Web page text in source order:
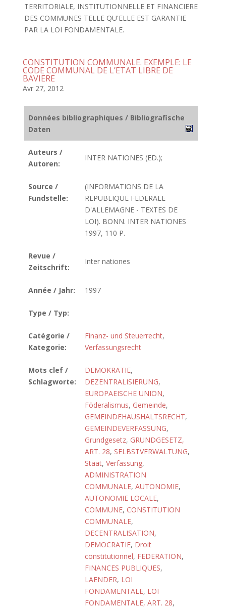
TERRITORIALE, INSTITUTIONNELLE ET FINANCIERE
DES COMMUNES TELLE QU'ELLE EST GARANTIE
PAR LA LOI FONDAMENTALE.
CONSTITUTION COMMUNALE. EXEMPLE: LE
CODE COMMUNAL DE L’ETAT LIBRE DE
BAVIERE
Avr 27, 2012
Données bibliographiques / Bibliografische
Daten
Auteurs /
Autoren:
INTER NATIONES (ED.);
Source /
Fundstelle:
(INFORMATIONS DE LA
REPUBLIQUE FEDERALE
D'ALLEMAGNE - TEXTES DE
LOI). BONN. INTER NATIONES
1997, 110 P.
Revue /
Zeitschrift:
Inter nationes
Année / Jahr: 1997
Type / Typ:
Catégorie /
Kategorie:
Finanz- und Steuerrecht,
Verfassungsrecht
Mots clef /
Schlagworte:
DEMOKRATIE,
DEZENTRALISIERUNG,
EUROPAEISCHE UNION,
Föderalismus, Gemeinde,
GEMEINDEHAUSHALTSRECHT,
GEMEINDEVERFASSUNG,
Grundgesetz, GRUNDGESETZ,
ART. 28, SELBSTVERWALTUNG,
Staat, Verfassung,
ADMINISTRATION
COMMUNALE, AUTONOMIE,
AUTONOMIE LOCALE,
COMMUNE, CONSTITUTION
COMMUNALE,
DECENTRALISATION,
DEMOCRATIE, Droit
constitutionnel, FEDERATION,
FINANCES PUBLIQUES,
LAENDER, LOI
FONDAMENTALE, LOI
FONDAMENTALE, ART. 28,